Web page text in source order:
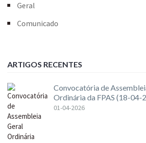
Geral
Comunicado
ARTIGOS RECENTES
Convocatória de
Ordinária da FPAS (18-04-
01-04-2026